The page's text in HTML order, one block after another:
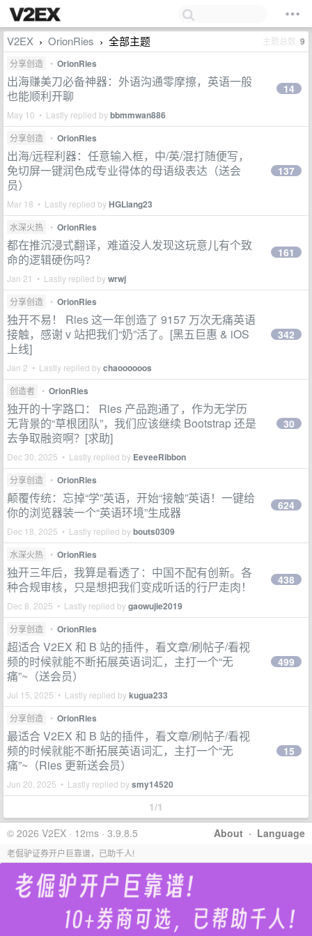
V2EX › OrionRies › 全部主题 主题总数 9
分享创造 • OrionRies
出海赚美刀必备神器：外语沟通零摩擦，英语一般
也能顺利开聊
May 10 • Lastly replied bybbmmwan886
14
分享创造 • OrionRies
出海/远程利器：任意输入框，中/英/混打随便写，
免切屏一键润色成专业得体的母语级表达（送会
员）
Mar 18 • Lastly replied byHGLiang23
137
水深火热 • OrionRies
都在推沉浸式翻译，难道没人发现这玩意儿有个致
命的逻辑硬伤吗？
Jan 21 • Lastly replied bywrwj
161
分享创造 • OrionRies
独开不易！ Ries 这一年创造了 9157 万次无痛英语
接触，感谢 v 站把我们“奶”活了。[黑五巨惠 & iOS
上线]
Jan 2 • Lastly replied bychaoooooos
342
创造者 • OrionRies
独开的十字路口： Ries 产品跑通了，作为无学历
无背景的“草根团队”，我们应该继续 Bootstrap 还是
去争取融资啊？[求助]
Dec 30, 2025 • Lastly replied by EeveeRibbon
30
分享创造 • OrionRies
颠覆传统：忘掉“学”英语，开始“接触”英语！一键给
你的浏览器装一个“英语环境”生成器
Dec 18, 2025 • Lastly replied bybouts0309
624
水深火热 • OrionRies
独开三年后，我算是看透了：中国不配有创新。各
种合规审核，只是想把我们变成听话的行尸走肉！
Dec 8, 2025 • Lastly replied bygaowujie2019
438
分享创造 • OrionRies
超适合 V2EX 和 B 站的插件，看文章/刷帖子/看视
频的时候就能不断拓展英语词汇，主打一个“无
痛”~（送会员）
Jul 15, 2025 • Lastly replied bykugua233
499
分享创造 • OrionRies
最适合 V2EX 和 B 站的插件，看文章/刷帖子/看视
频的时候就能不断拓展英语词汇，主打一个“无
痛”~（Ries 更新送会员）
Jun 20, 2025 • Lastly replied bysmy14520
15
1/1
About · Language
© 2026 V2EX · 12ms · 3.9.8.5
老倔驴证券开户巨靠谱，已助千人!